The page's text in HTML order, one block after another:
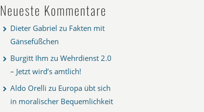
Neueste Kommentare
Dieter Gabriel zu Fakten mit
Gänsefüßchen
Burgitt Ihm zu Wehrdienst 2.0
– Jetzt wird’s amtlich!
Aldo Orelli zu Europa übt sich
in moralischer Bequemlichkeit